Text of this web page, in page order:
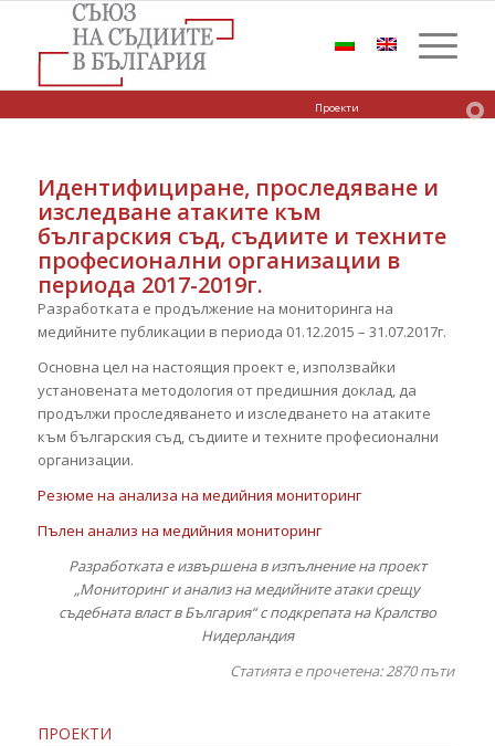
Проекти
Идентифициране, проследяване и
изследване атаките към
българския съд, съдиите и техните
професионални организации в
периода 2017-2019г.
Разработката е продължение на мониторинга на
медийните публикации в периода 01.12.2015 – 31.07.2017г.
Основна цел на настоящия проект е, използвайки
установената методология от предишния доклад, да
продължи проследяването и изследването на атаките
към българския съд, съдиите и техните професионални
организации.
Резюме на анализа на медийния мониторинг
Пълен анализ на медийния мониторинг
Разработката е извършена в изпълнение на проект
„Мониторинг и анализ на медийните атаки срещу
съдебната власт в България“ с подкрепата на Кралство
Нидерландия
Статията е прочетена: 2870пъти
ПРОЕКТИ